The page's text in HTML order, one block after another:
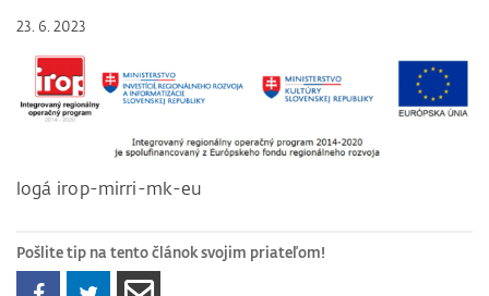
23. 6. 2023
logá irop-mirri-mk-eu
Pošlite tip na tento článok svojim priateľom!